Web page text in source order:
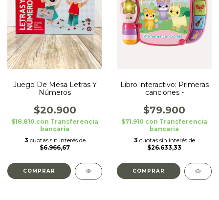
Juego De Mesa Letras Y
Números
$20.900
$18.810 con Transferencia
bancaria
3 cuotas sin interés de
$6.966,67
Libro interactivo: Primeras
canciones -
$79.900
$71.910 con Transferencia
bancaria
3 cuotas sin interés de
$26.633,33